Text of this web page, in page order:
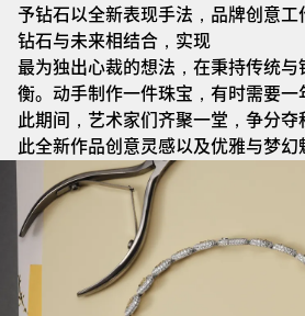
予钻石以全新表现手法，品牌创意
钻石与未来相结合，实现
最为独出心裁的想法，在秉持传统
衡。动手制作一件珠宝，有时需要
此期间，艺术家们齐聚一堂，争分
此全新作品创意灵感以及优雅与梦幻